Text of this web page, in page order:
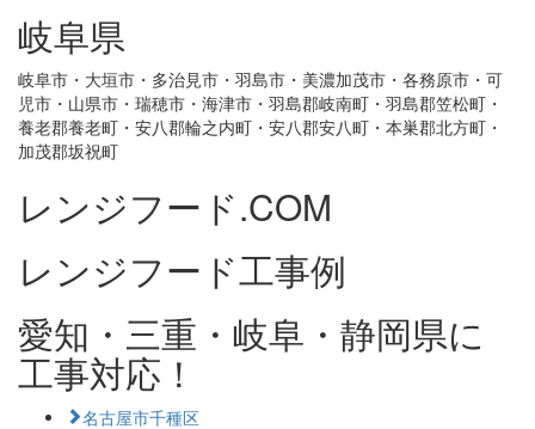
岐阜県
岐阜市・大垣市・多治見市・羽島市・美濃加茂市・各務原市・可
児市・山県市・瑞穂市・海津市・羽島郡岐南町・羽島郡笠松町・
養老郡養老町・安八郡輪之内町・安八郡安八町・本巣郡北方町・
加茂郡坂祝町
レンジフード.COM
レンジフード工事例
愛知・三重・岐阜・静岡県に
工事対応！
名古屋市千種区